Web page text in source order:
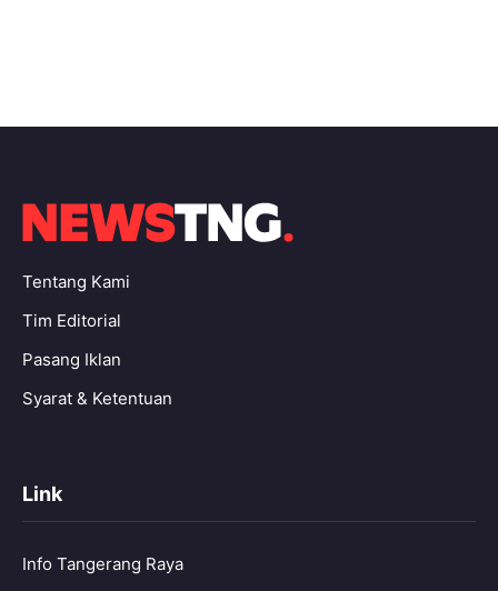
Tentang Kami
Tim Editorial
Pasang Iklan
Syarat & Ketentuan
Link
Info Tangerang Raya